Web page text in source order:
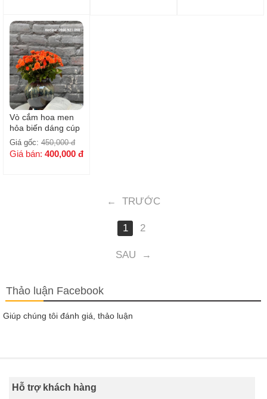
Vò cắm hoa men
hỏa biến dáng cúp
- H20cm
Giá gốc: 450,000 đ
Giá bán: 400,000 đ
← TRƯỚC
1 2
SAU →
Thảo luận Facebook
Giúp chúng tôi đánh giá, thảo luận
Hỗ trợ khách hàng